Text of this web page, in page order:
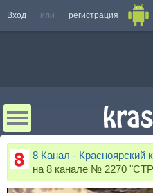
Вход или регистрация
8 Канал - Красноярский
на 8 канале № 2270